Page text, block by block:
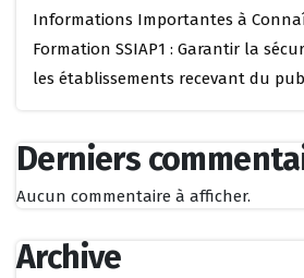
Informations Importantes à
Formation SSIAP1 : Garantir la
les établissements recevant du
Derniers
Aucun commentaire à afficher.
Archive